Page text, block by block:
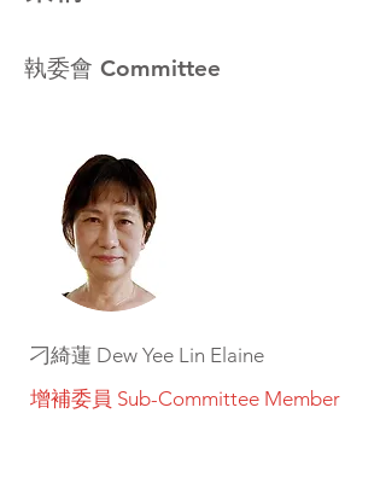
​執委會 Committee
刁綺蓮 Dew Yee Lin Elaine
增補委員 Sub-Committee Member